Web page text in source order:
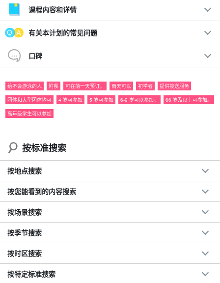
在迈拉河（Myra River）上划独木舟和徒步旅行，迈拉河水流较
小，海拔高度变化不大，因此即使是带着孩子或对自己身体状况不
太自信的老年客人也可以参加。
您可以在瀑布盆地尽情享受潜水和戏水的乐趣！
划独木舟是一项老少皆宜的经典活动，使用高度稳定的独木舟进行
课程内容和详情
有关本计划的常见问题
口碑
给不会游泳的人 附餐 可在前一天预订。 雨天可以 初学者
提供接送服务
团体和大型团体均可
4 岁可参加 5 岁可参加 6-9 岁可以参加。
66 岁及以上可参加。
高年级学生可以参加
按标准搜索
按地点搜索
按您能看到的内容搜索
按场景搜索
按季节搜索
按时区搜索
按特定标准搜索